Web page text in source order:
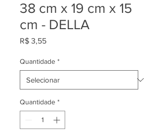
38 cm x 19 cm x 15
cm - DELLA
R$ 3,55Preço
Quantidade *
Quantidade *